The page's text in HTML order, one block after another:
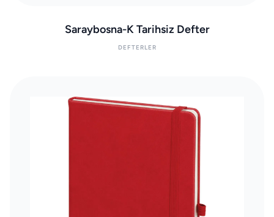
Saraybosna-K Tarihsiz Defter
DEFTERLER